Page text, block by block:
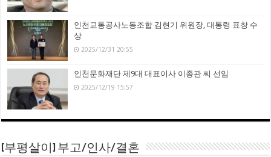
인천교통공사노동조합 김현기 위원장, 대통령 표창 수
상
2025/12/31 20:55
인천문화재단 제9대 대표이사 이종관 씨 선임
2025/12/19 15:57
[부평살이] 부고/인사/결혼